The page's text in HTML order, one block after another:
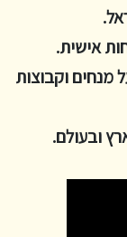
אישית.
מנחים וקבוצות
ובעולם.